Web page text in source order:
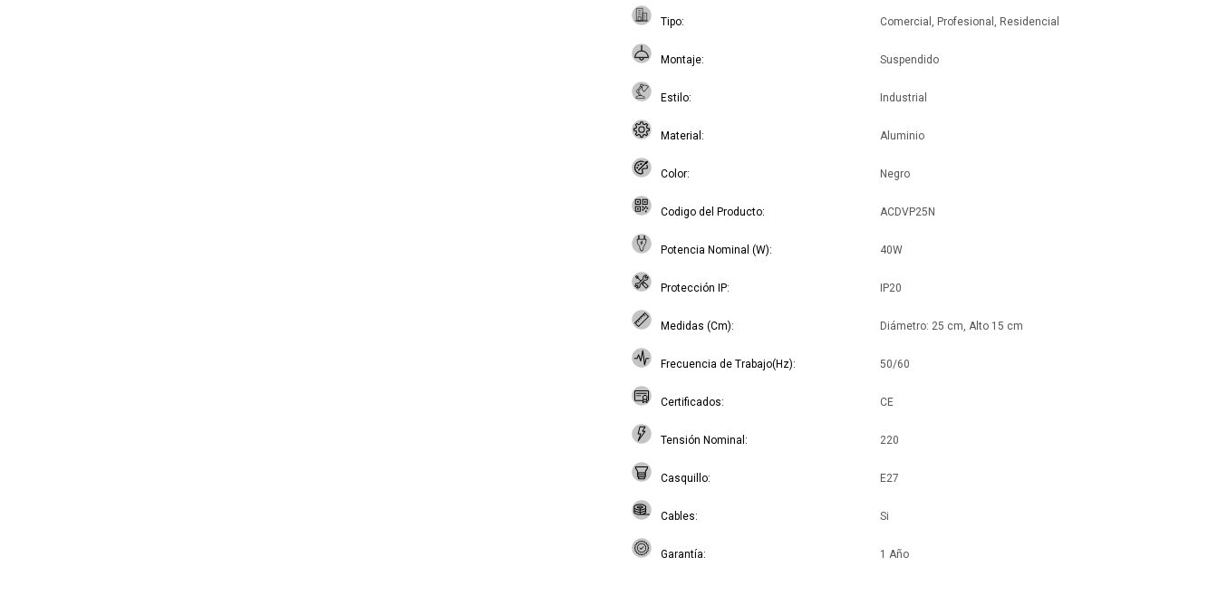
Tipo Comercial, Profesional, Residencial
Montaje Suspendido
Estilo Industrial
Material Aluminio
Color Negro
Codigo del Producto ACDVP25N
Potencia Nominal (W) 40W
Protección IP IP20
Medidas (Cm) Diámetro: 25 cm, Alto 15 cm
Frecuencia de Trabajo(Hz) 50/60
Certificados CE
Tensión Nominal 220
Casquillo E27
Cables Si
Garantía 1 Año